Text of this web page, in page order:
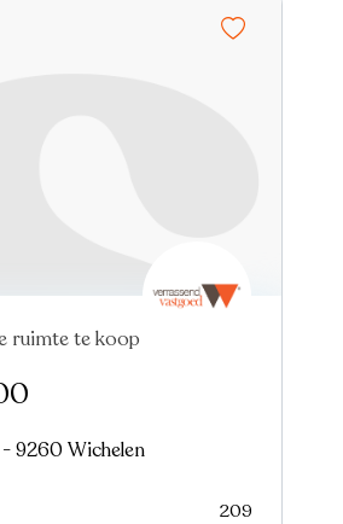
ruimte te koop
- 9260 Wichelen
209